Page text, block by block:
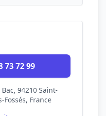
73 72 99
94210 Saint-
Fossés, France